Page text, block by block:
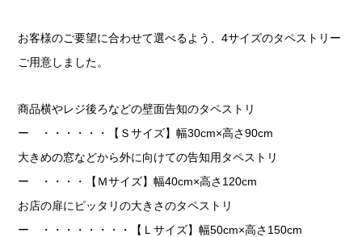
お客様のご要望に合わせて選べるよう、4サイズのタペストリー
ご用意しました。
商品横やレジ後ろなどの壁面告知のタペストリ
ー ・・・・・・【Ｓサイズ】幅30cm×高さ90cm
大きめの窓などから外に向けての告知用タペストリ
ー ・・・・【Ｍサイズ】幅40cm×高さ120cm
お店の扉にピッタリの大きさのタペストリ
ー ・・・・・・・・【Ｌサイズ】幅50cm×高さ150cm